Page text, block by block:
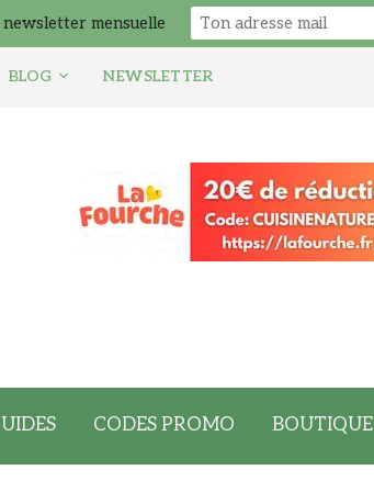
BLOG NEWSLETTER
CODES PROMO BOUTIQUE
newsletter mensuelle